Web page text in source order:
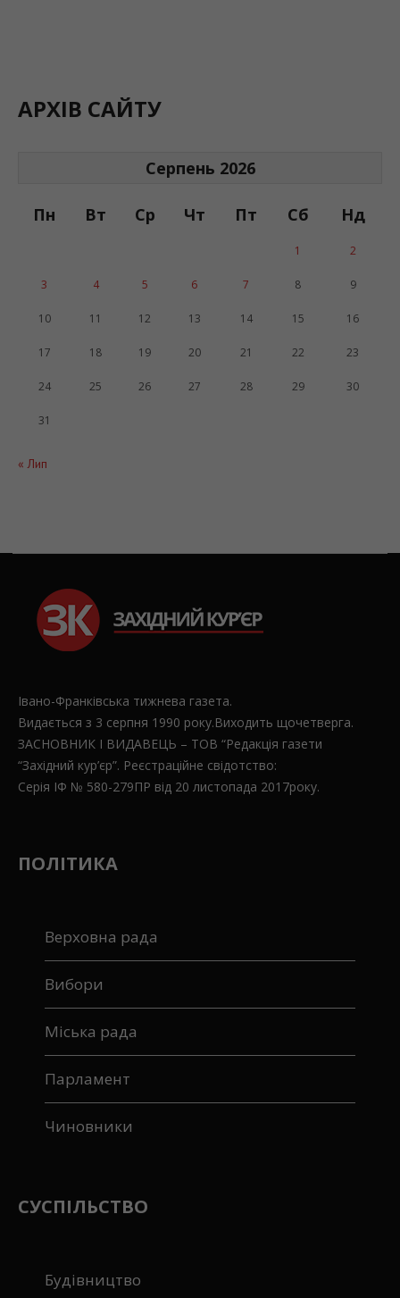
АРХІВ САЙТУ
Серпень 2026
Пн Вт Ср Чт Пт Сб Нд
« Лип
1 2
3 4 5 6 7 8 9
10 11 12 13 14 15 16
17 18 19 20 21 22 23
24 25 26 27 28 29 30
31
Івано-Франківська тижнева газета.
Видається з 3 серпня 1990 року.Виходить щочетверга.
ЗАСНОВНИК І ВИДАВЕЦЬ – ТОВ “Редакція газети
“Західний кур’єр”. Реєстраційне свідотство:
Серія ІФ № 580-279ПР від 20 листопада 2017року.
ПОЛІТИКА
Верховна рада
Вибори
Міська рада
Парламент
Чиновники
СУСПІЛЬСТВО
Будівництво